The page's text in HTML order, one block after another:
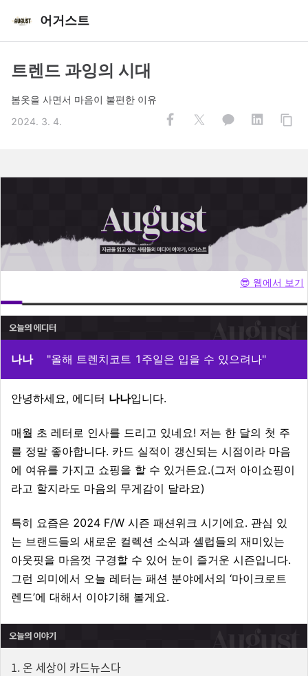
어거스트
트렌드 과잉의 시대
봄옷을 사면서 마음이 불편한 이유
2024. 3. 4.
😎 웹에서 보기
나나 "올해 트렌치코트 1주일은 입을 수 있으려나"
안녕하세요, 에디터 나나입니다.
매월 초 레터로 인사를 드리고 있네요! 저는 한 달의 첫 주
를 정말 좋아합니다. 카드 실적이 갱신되는 시점이라 마음
에 여유를 가지고 쇼핑을 할 수 있거든요.(그저 아이쇼핑이
라고 할지라도 마음의 무게감이 달라요)
특히 요즘은 2024 F/W 시즌 패션위크 시기에요. 관심 있
는 브랜드들의 새로운 컬렉션 소식과 셀럽들의 재미있는
아웃핏을 마음껏 구경할 수 있어 눈이 즐거운 시즌입니다.
그런 의미에서 오늘 레터는 패션 분야에서의 ‘마이크로트
렌드’에 대해서 이야기해 볼게요.
1. 온 세상이 카드뉴스다